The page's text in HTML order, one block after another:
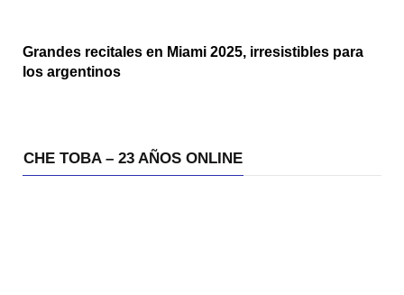
Grandes recitales en Miami 2025, irresistibles para
los argentinos
CHE TOBA – 23 AÑOS ONLINE